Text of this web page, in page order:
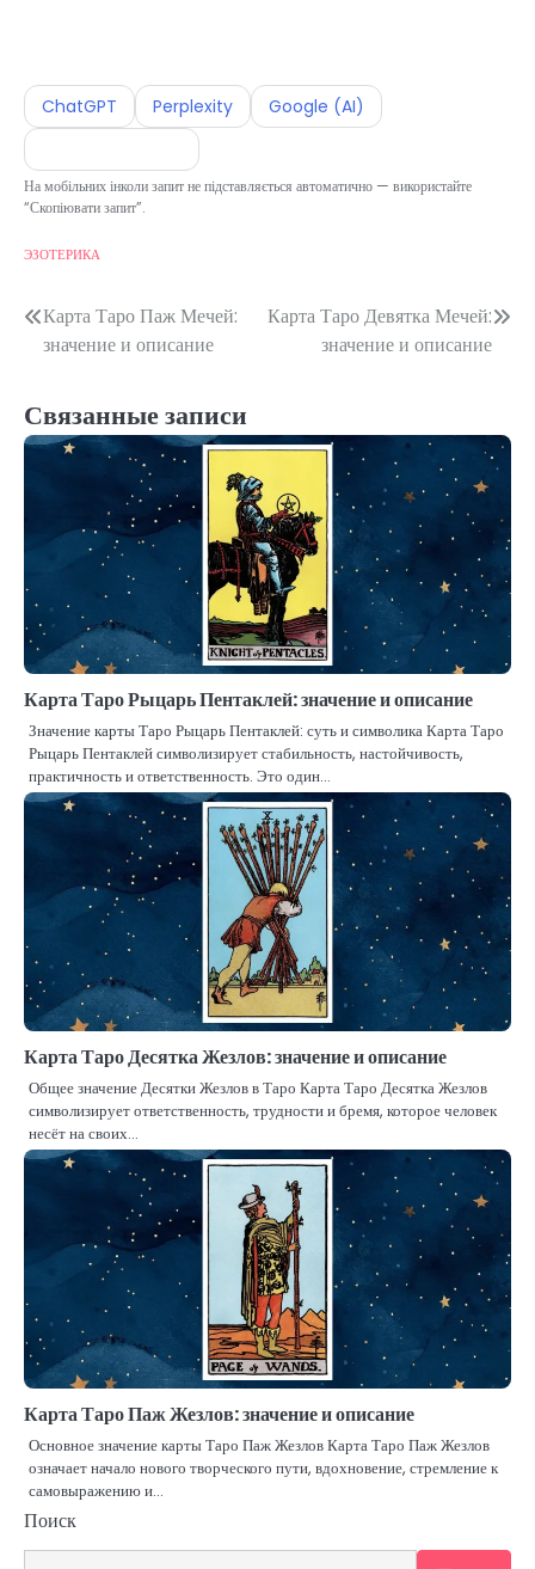
ChatGPT Perplexity
Google (AI)
На мобільних інколи запит не підставляється автоматично — використайте
“Скопіювати запит”.
ЭЗОТЕРИКА
Навигация
записям
Карта Таро Паж Мечей:
значение и описание
Карта Таро Девятка Мечей:
значение и описание
Связанные записи
Карта Таро Рыцарь Пентаклей: значение и описание
Значение карты Таро Рыцарь Пентаклей: суть и символика Карта Таро
Рыцарь Пентаклей символизирует стабильность, настойчивость,
практичность и ответственность. Это один…
Карта Таро Десятка Жезлов: значение и описание
Общее значение Десятки Жезлов в Таро Карта Таро Десятка Жезлов
символизирует ответственность, трудности и бремя, которое человек
несёт на своих…
Карта Таро Паж Жезлов: значение и описание
Основное значение карты Таро Паж Жезлов Карта Таро Паж Жезлов
означает начало нового творческого пути, вдохновение, стремление к
самовыражению и…
Поиск